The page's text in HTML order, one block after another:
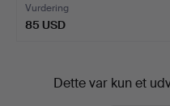
Vurdering
85 USD
Dette var kun et